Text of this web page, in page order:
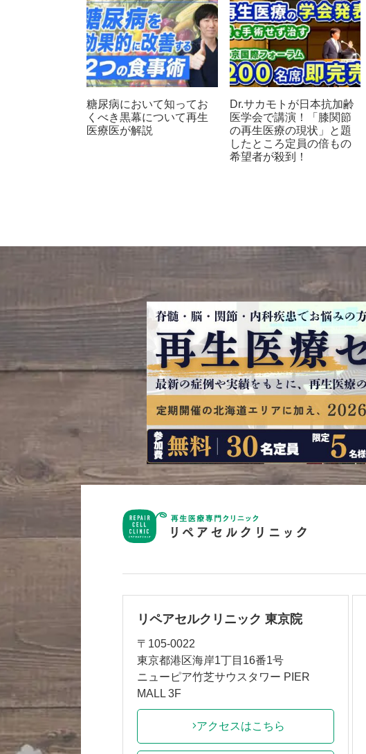
k
糖尿病において知ってお
くべき黒幕について再生
医療医が解説
Dr.サカモトが日本抗加齢
医学会で講演！「膝関節
の再生医療の現状」と題
したところ定員の倍もの
希望者が殺到！
リペアセルクリニック 東京院
〒105-0022
東京都港区海岸1丁目16番1号
ニューピア竹芝サウスタワー PIER
MALL 3F
アクセスはこちら